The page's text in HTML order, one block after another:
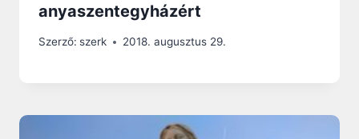
anyaszentegyházért
Szerző: szerk 2018. augusztus 29.